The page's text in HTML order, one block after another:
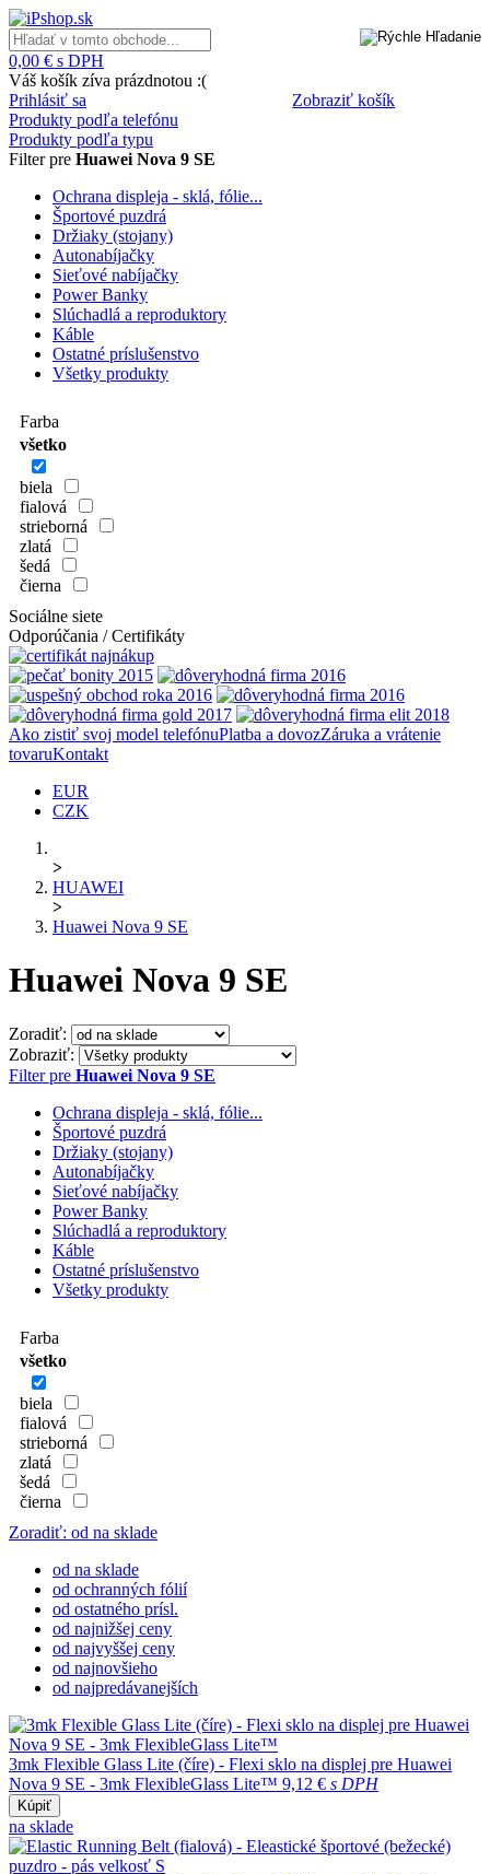
0,00 € s DPH
Váš košík zíva prázdnotou :(
Zobraziť košík
Prihlásiť sa
Produkty podľa telefónu
Produkty podľa typu
Filter pre Huawei Nova 9 SE
Ochrana displeja - sklá, fólie...
Športové puzdrá
Držiaky (stojany)
Autonabíjačky
Sieťové nabíjačky
Power Banky
Slúchadlá a reproduktory
Káble
Ostatné príslušenstvo
Všetky produkty
Farba
všetko
biela
fialová
strieborná
zlatá
šedá
čierna
Sociálne siete
Odporúčania / Certifikáty
Ako zistiť svoj model telefónuPlatba a dovozZáruka a vrátenie
tovaruKontakt
EUR
CZK
>
HUAWEI
>
Huawei Nova 9 SE
Huawei Nova 9 SE
Zoradiť:
Zobraziť:
Filter pre Huawei Nova 9 SE
Ochrana displeja - sklá, fólie...
Športové puzdrá
Držiaky (stojany)
Autonabíjačky
Sieťové nabíjačky
Power Banky
Slúchadlá a reproduktory
Káble
Ostatné príslušenstvo
Všetky produkty
Farba
všetko
biela
fialová
strieborná
zlatá
šedá
čierna
Zoradiť: od na sklade
od na sklade
od ochranných fólií
od ostatného prísl.
od najnižšej ceny
od najvyššej ceny
od najnovšieho
od najpredávanejších
3mk Flexible Glass Lite (číre) - Flexi sklo na displej pre Huawei
Nova 9 SE - 3mk FlexibleGlass Lite™ 9,12 € s DPH
Kúpiť
na sklade